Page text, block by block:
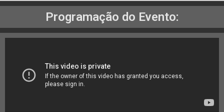
Programação do Evento: